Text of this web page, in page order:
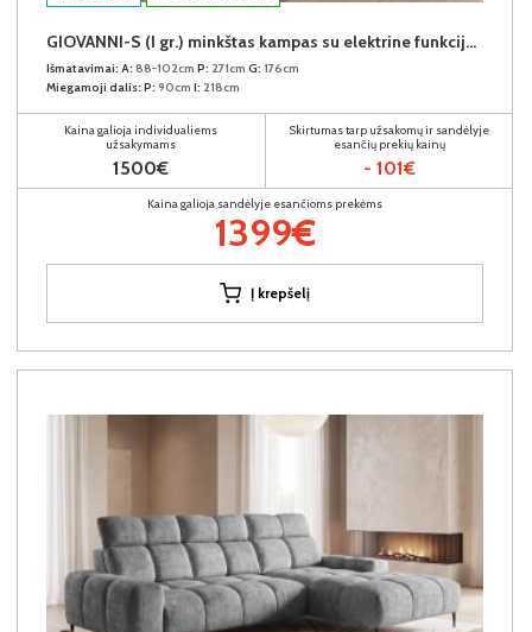
GIOVANNI-S (I gr.) minkštas kampas su elektrine funkcija (Aphrodite-21) K
Išmatavimai: A: 88-102cm P: 271cm G: 176cm
Miegamoji dalis: P: 90cm I: 218cm
Kaina galioja individualiems
užsakymams
1500€
Skirtumas tarp užsakomų ir sandėlyje
esančių prekių kainų
- 101€
Kaina galioja sandėlyje esančioms prekėms
1399€
Į krepšelį